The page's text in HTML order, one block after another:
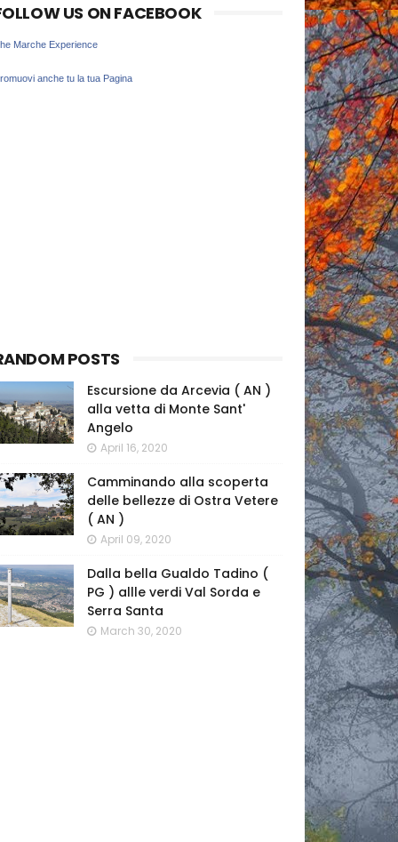
US ON FACEBOOK
Marche Experience
anche tu la tua Pagina
POSTS
Escursione da Arcevia ( AN )
alla vetta di Monte Sant'
Angelo
April 16, 2020
Camminando alla scoperta
delle bellezze di Ostra Vetere
( AN )
April 09, 2020
Dalla bella Gualdo Tadino (
PG ) allle verdi Val Sorda e
Serra Santa
March 30, 2020